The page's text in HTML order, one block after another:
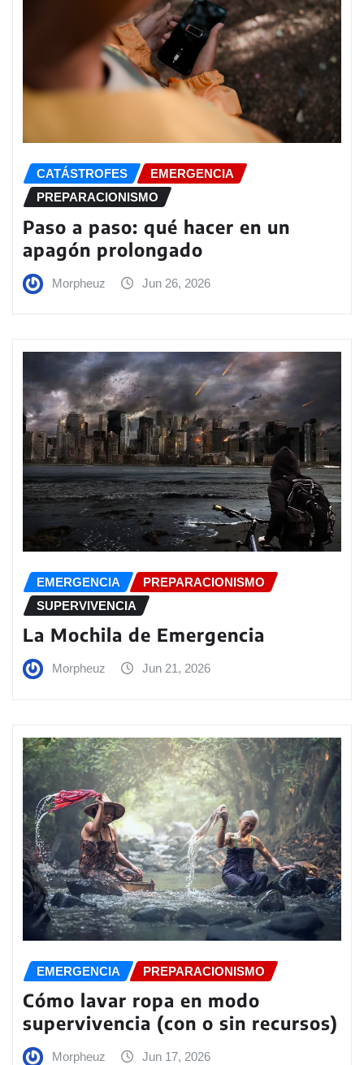
CATÁSTROFES
EMERGENCIA
PREPARACIONISMO
Paso a paso: qué hacer en un
apagón prolongado
Morpheuz Jun 26, 2026
EMERGENCIA
PREPARACIONISMO
SUPERVIVENCIA
La Mochila de Emergencia
Morpheuz Jun 21, 2026
EMERGENCIA PREPARACIONISMO
Cómo lavar ropa en modo
supervivencia (con o sin recursos)
Morpheuz Jun 17, 2026